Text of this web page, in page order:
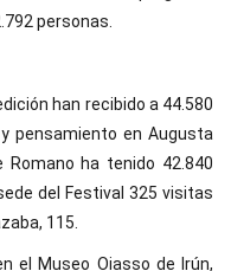
personas.
han recibido a 44.580
pensamiento en Augusta
ha tenido 42.840
del Festival 325 visitas
115.
el Museo Oiasso de Irún,